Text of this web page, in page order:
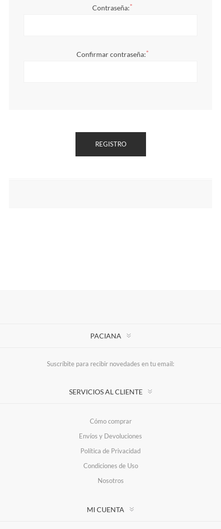
Contraseña:*
Confirmar contraseña:*
PACIANA
Suscríbite para recibir novedades en tu email:
SERVICIOS AL CLIENTE
Cómo comprar
Envíos y Devoluciones
Política de Privacidad
Condiciones de Uso
Nosotros
MI CUENTA